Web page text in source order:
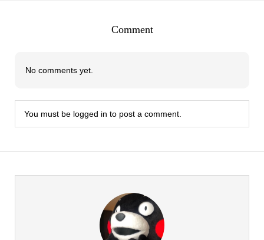
Comment
No comments yet.
You must be logged in to post a comment.